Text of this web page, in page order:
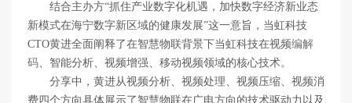
结合主办方“抓住产业数字化机遇，加快数字经济新业态
新模式在海宁数字新区域的健康发展”这一意旨，当虹科技
CTO黄进全面阐释了在智慧物联背景下当虹科技在视频编解
码、智能分析、视频增强、移动视频领域的核心技术。
分享中，黄进从视频分析、视频处理、视频压缩、视频消
费四个方向具体展示了智慧物联在广电方向的技术驱动力以及